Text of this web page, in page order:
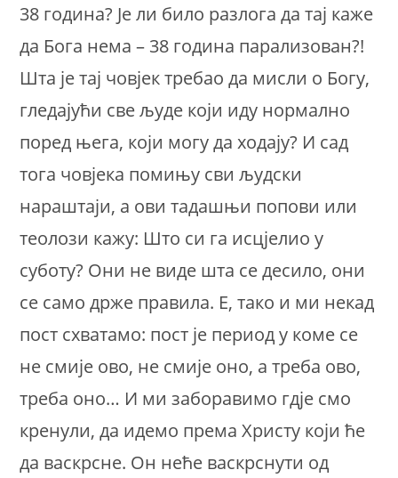
38 година? Је ли било разлога да тај каже
да Бога нема – 38 година парализован?!
Шта је тај човјек требао да мисли о Богу,
гледајући све људе који иду нормално
поред њега, који могу да ходају? И сад
тога човјека помињу сви људски
нараштаји, а ови тадашњи попови или
теолози кажу: Што си га исцјелио у
суботу? Они не виде шта се десило, они
се само држе правила. Е, тако и ми некад
пост схватамо: пост је период у коме се
не смије ово, не смије оно, а треба ово,
треба оно… И ми заборавимо гдје смо
кренули, да идемо према Христу који ће
да васкрсне. Он неће васкрснути од